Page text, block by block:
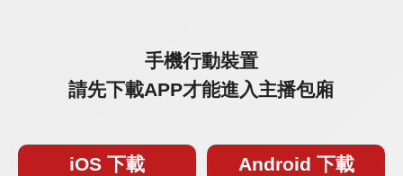
手機行動裝置
請先下載APP才能進入主播包廂
iOS 下載 Android 下載